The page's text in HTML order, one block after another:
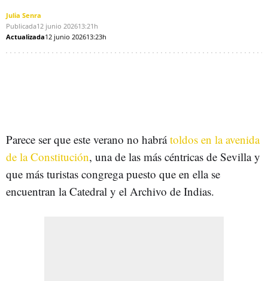
Julia Senra
Publicada12 junio 202613:21h
Actualizada12 junio 202613:23h
Parece ser que este verano no habrátoldos en la avenida
de la Constitución, una de las más céntricas de Sevilla y
que más turistas congrega puesto que en ella se
encuentran la Catedral y el Archivo de Indias.